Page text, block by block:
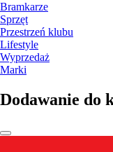
Bramkarze
Sprzęt
Przestrzeń klubu
Lifestyle
Wyprzedaż
Marki
Dodawanie do